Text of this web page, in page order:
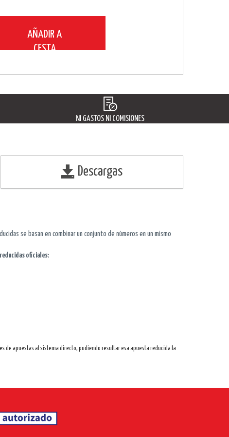
AÑADIR A
CESTA
NI GASTOS NI COMISIONES
Descargas
se basan en combinar un conjunto de números en un mismo
oficiales:
de apuestas al sistema directo, pudiendo resultar esa apuesta reducida la